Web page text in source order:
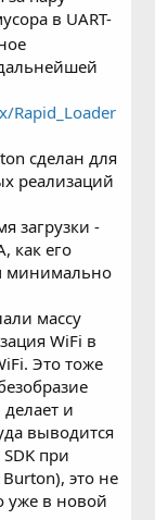
в UART-
Rapid_Loader
сделан для
реализаций
загрузки -
как его
минимально
массу
WiFi в
Это тоже
делает и
выводится
при
это не
уже в новой